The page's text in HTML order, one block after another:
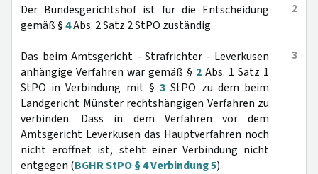
2
Der Bundesgerichtshof ist für die Entscheidung
gemäß §4Abs. 2 Satz 2 StPO zuständig.
3
Das beim Amtsgericht - Strafrichter - Leverkusen
anhängige Verfahren war gemäß § 2 Abs. 1 Satz 1
StPO in Verbindung mit §3 StPO zu dem beim
Landgericht Münster rechtshängigen Verfahren zu
verbinden. Dass in dem Verfahren vor dem
Amtsgericht Leverkusen das Hauptverfahren noch
nicht eröffnet ist, steht einer Verbindung nicht
entgegen (BGHR StPO § 4 Verbindung 5).